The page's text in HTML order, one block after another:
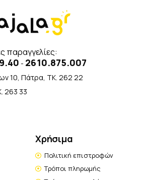
παραγγελίες:
- 2610.875.007
10, Πάτρα, TK. 262 22
263 33
Χρήσιμα
Πολιτική επιστροφών
Τρόποι πληρωμής